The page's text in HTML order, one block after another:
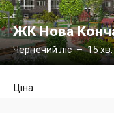
ЖК Нова
Чернечий ліс– 15 хв.
Ціна